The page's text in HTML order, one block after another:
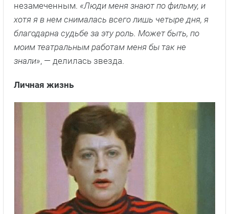
незамеченным. «Люди меня знают по фильму, и
хотя я в нем снималась всего лишь четыре дня, я
благодарна судьбе за эту роль. Может быть, по
моим театральным работам меня бы так не
знали», — делилась звезда.
Личная жизнь